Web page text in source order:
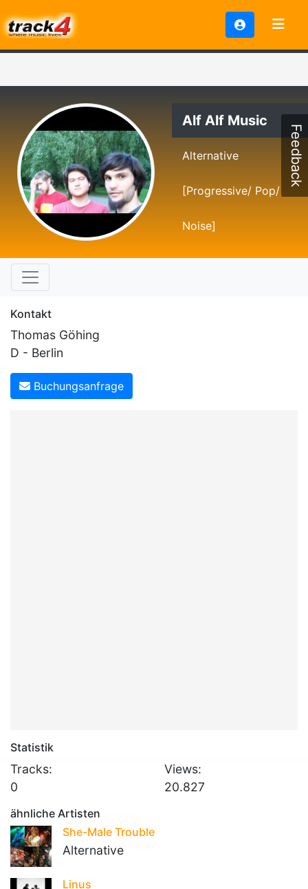
Alf Alf Music
Alternative
[Progressive/ Pop/
Noise]
Kontakt
Thomas Göhing
D - Berlin
Buchungsanfrage
Statistik
Tracks:
0
Views:
20.827
ähnliche Artisten
She-Male Trouble
Alternative
Linus
Feedback